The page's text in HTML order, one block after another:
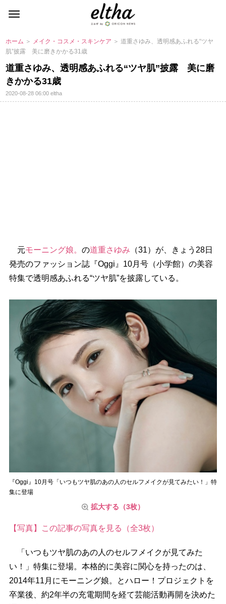
ホーム ＞ メイク・コスメ・スキンケア ＞ 道重さゆみ、透明感あふれる“ツヤ
肌”披露 美に磨きかかる31歳
道重さゆみ、透明感あふれる“ツヤ肌”披露 美に磨
きかかる31歳
2020-08-28 06:00eltha
元モーニング娘。 の道重さゆみ （31）が、きょう28日
発売のファッション誌『Oggi』10月号（小学館）の美容
特集で透明感あふれる“ツヤ肌”を披露している。
『Oggi』10月号「いつもツヤ肌のあの人のセルフメイクが見てみたい！」特
集に登場
拡大する（3枚）
【写真】この記事の写真を見る（全3枚）
「いつもツヤ肌のあの人のセルフメイクが見てみた
い！」特集に登場。本格的に美容に関心を持ったのは、
2014年11月にモーニング娘。とハロー！プロジェクトを
卒業後、約2年半の充電期間を経て芸能活動再開を決めた